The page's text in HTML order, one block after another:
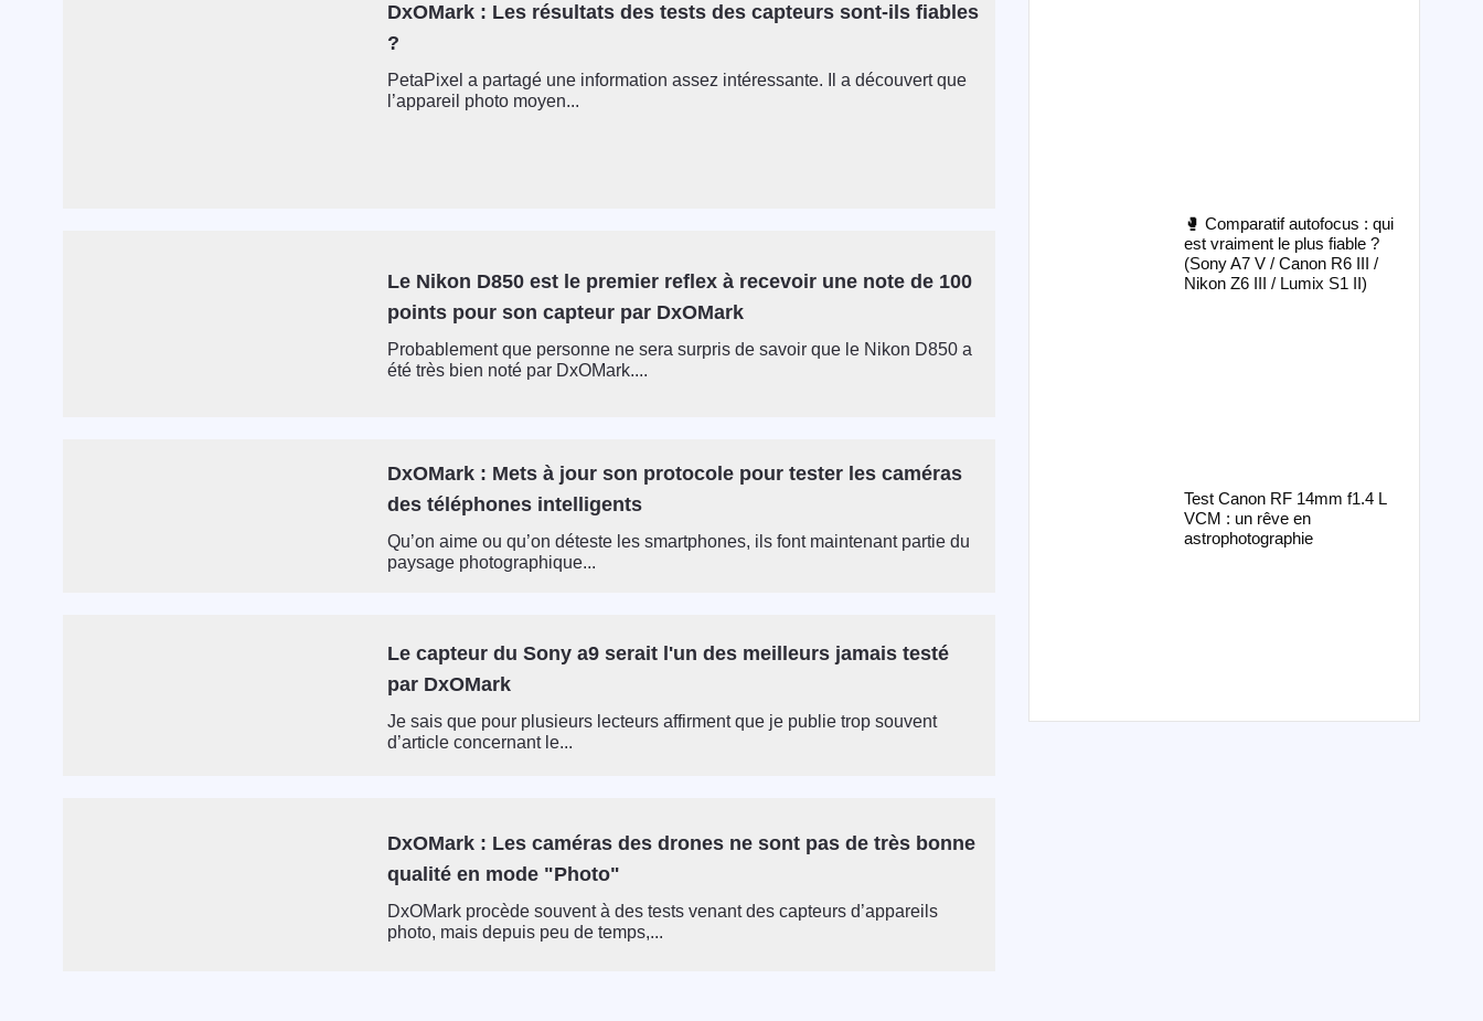
DxOMark : Les résultats des tests des capteurs sont-ils fiables
?
PetaPixel a partagé une information assez intéressante. Il a découvert que
l’appareil photo moyen...
Le Nikon D850 est le premier reflex à recevoir une note de 100
points pour son capteur par DxOMark
Probablement que personne ne sera surpris de savoir que le Nikon D850 a
été très bien noté par DxOMark....
DxOMark : Mets à jour son protocole pour tester les caméras
des téléphones intelligents
Qu’on aime ou qu’on déteste les smartphones, ils font maintenant partie du
paysage photographique...
Le capteur du Sony a9 serait l'un des meilleurs jamais testé
par DxOMark
Je sais que pour plusieurs lecteurs affirment que je publie trop souvent
d’article concernant le...
DxOMark : Les caméras des drones ne sont pas de très bonne
qualité en mode "Photo"
DxOMark procède souvent à des tests venant des capteurs d’appareils
photo, mais depuis peu de temps,...
🥊 Comparatif autofocus : qui
est vraiment le plus fiable ?
(Sony A7 V / Canon R6 III /
Nikon Z6 III / Lumix S1 II)
Test Canon RF 14mm f1.4 L
VCM : un rêve en
astrophotographie